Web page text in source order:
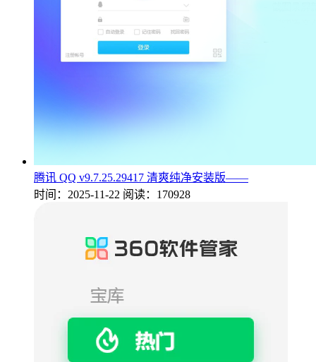
腾讯 QQ v9.7.25.29417 清爽纯净安装版——
时间：2025-11-22 阅读：170928